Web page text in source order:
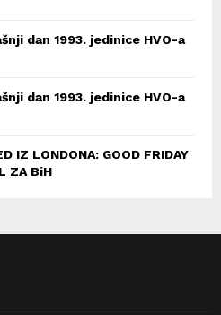
dan 1993. jedinice HVO-a
dan 1993. jedinice HVO-a
IZ LONDONA: GOOD FRIDAY
ZA BiH